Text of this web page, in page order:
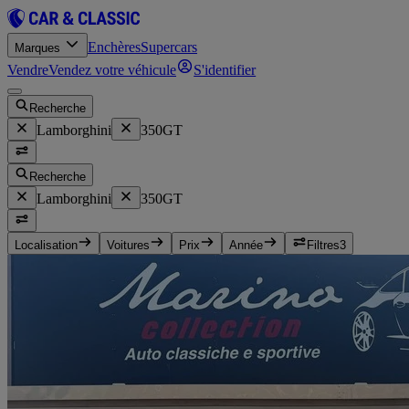
Marques EnchèresSupercars
VendreVendez votre véhicule S'identifier
Recherche
Lamborghini 350GT
Recherche
Lamborghini 350GT
Localisation Voitures Prix Année Filtres3